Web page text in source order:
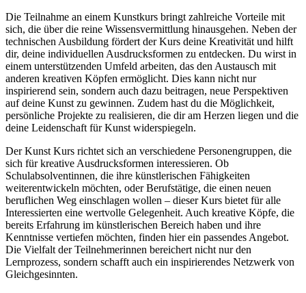
Die Teilnahme an einem Kunstkurs bringt zahlreiche Vorteile mit
sich, die über die reine Wissensvermittlung hinausgehen. Neben der
technischen Ausbildung fördert der Kurs deine Kreativität und hilft
dir, deine individuellen Ausdrucksformen zu entdecken. Du wirst in
einem unterstützenden Umfeld arbeiten, das den Austausch mit
anderen kreativen Köpfen ermöglicht. Dies kann nicht nur
inspirierend sein, sondern auch dazu beitragen, neue Perspektiven
auf deine Kunst zu gewinnen. Zudem hast du die Möglichkeit,
persönliche Projekte zu realisieren, die dir am Herzen liegen und die
deine Leidenschaft für Kunst widerspiegeln.
Der Kunst Kurs richtet sich an verschiedene Personengruppen, die
sich für kreative Ausdrucksformen interessieren. Ob
Schulabsolventinnen, die ihre künstlerischen Fähigkeiten
weiterentwickeln möchten, oder Berufstätige, die einen neuen
beruflichen Weg einschlagen wollen – dieser Kurs bietet für alle
Interessierten eine wertvolle Gelegenheit. Auch kreative Köpfe, die
bereits Erfahrung im künstlerischen Bereich haben und ihre
Kenntnisse vertiefen möchten, finden hier ein passendes Angebot.
Die Vielfalt der Teilnehmerinnen bereichert nicht nur den
Lernprozess, sondern schafft auch ein inspirierendes Netzwerk von
Gleichgesinnten.